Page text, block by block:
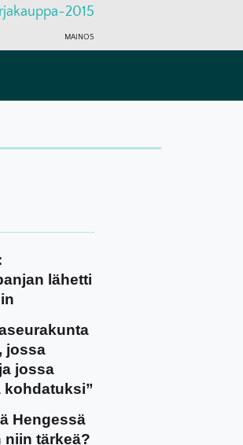
MAINOS
lähetti
jossa
jossa
kohdatuksi”
Hengessä
niin tärkeä?